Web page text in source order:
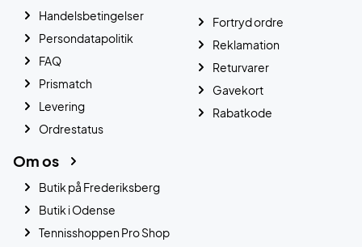
Handelsbetingelser
Persondatapolitik
FAQ
Prismatch
Levering
Ordrestatus
Fortryd ordre
Reklamation
Returvarer
Gavekort
Rabatkode
Om os
Butik på Frederiksberg
Butik i Odense
Tennisshoppen Pro Shop